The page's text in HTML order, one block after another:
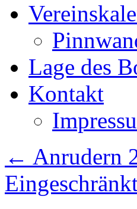
Lage des
Kontakt
← Anrudern